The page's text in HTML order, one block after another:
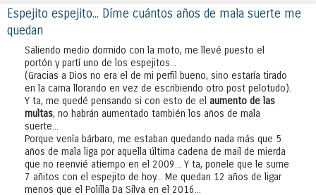
Espejito espejito... Díme cuántos años de mala suerte me
quedan
Saliendo medio dormido con la moto, me llevé puesto el
portón y partí uno de los espejitos...
(Gracias a Dios no era el de mi perfil bueno, sino estaría tirado
en la cama llorando en vez de escribiendo otro post pelotudo).
Y ta, me quedé pensando si con esto de el aumento de las
multas, no habrán aumentado también los años de mala
suerte...
Porque venía bárbaro, me estaban quedando nada más que 5
años de mala liga por aquella última cadena de mail de mierda
que no reenvié atiempo en el 2009... Y ta, ponele que le sume
7 añitos con el espejito de hoy... Me quedan 12 años de ligar
menos que el Polilla Da Silva en el 2016...